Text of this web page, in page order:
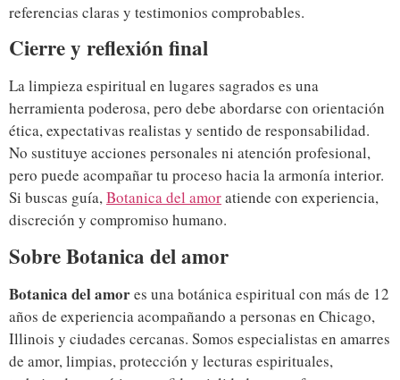
referencias claras y testimonios comprobables.
Cierre y reflexión final
La limpieza espiritual en lugares sagrados es una
herramienta poderosa, pero debe abordarse con orientación
ética, expectativas realistas y sentido de responsabilidad.
No sustituye acciones personales ni atención profesional,
pero puede acompañar tu proceso hacia la armonía interior.
Si buscas guía,Botanica del amoratiende con experiencia,
discreción y compromiso humano.
Sobre Botanica del amor
Botanica del amores una botánica espiritual con más de 12
años de experiencia acompañando a personas en Chicago,
Illinois y ciudades cercanas. Somos especialistas en amarres
de amor, limpias, protección y lecturas espirituales,